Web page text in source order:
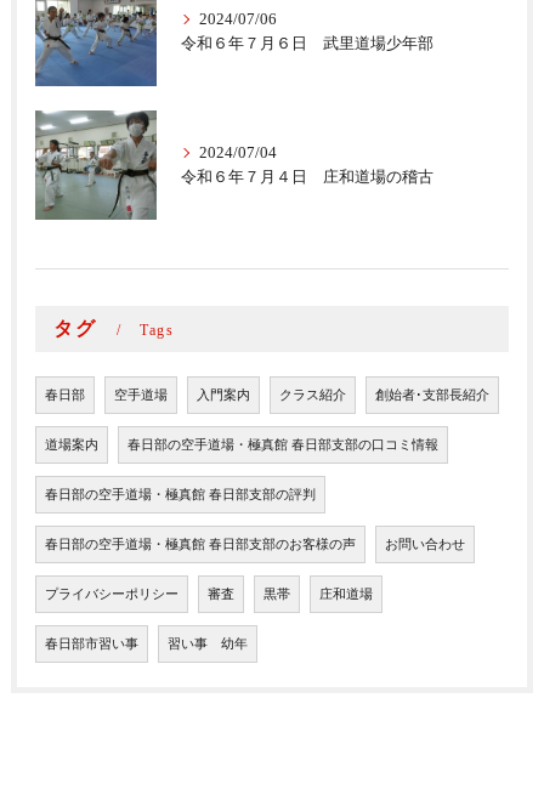
2024/07/06
令和６年７月６日 武里道場少年部
2024/07/04
令和６年７月４日 庄和道場の稽古
タグ Tags
春日部 空手道場 入門案内 クラス紹介 創始者･支部長紹介
道場案内 春日部の空手道場・極真館 春日部支部の口コミ情報
春日部の空手道場・極真館 春日部支部の評判
春日部の空手道場・極真館 春日部支部のお客様の声 お問い合わせ
プライバシーポリシー 審査 黒帯 庄和道場
春日部市習い事 習い事 幼年